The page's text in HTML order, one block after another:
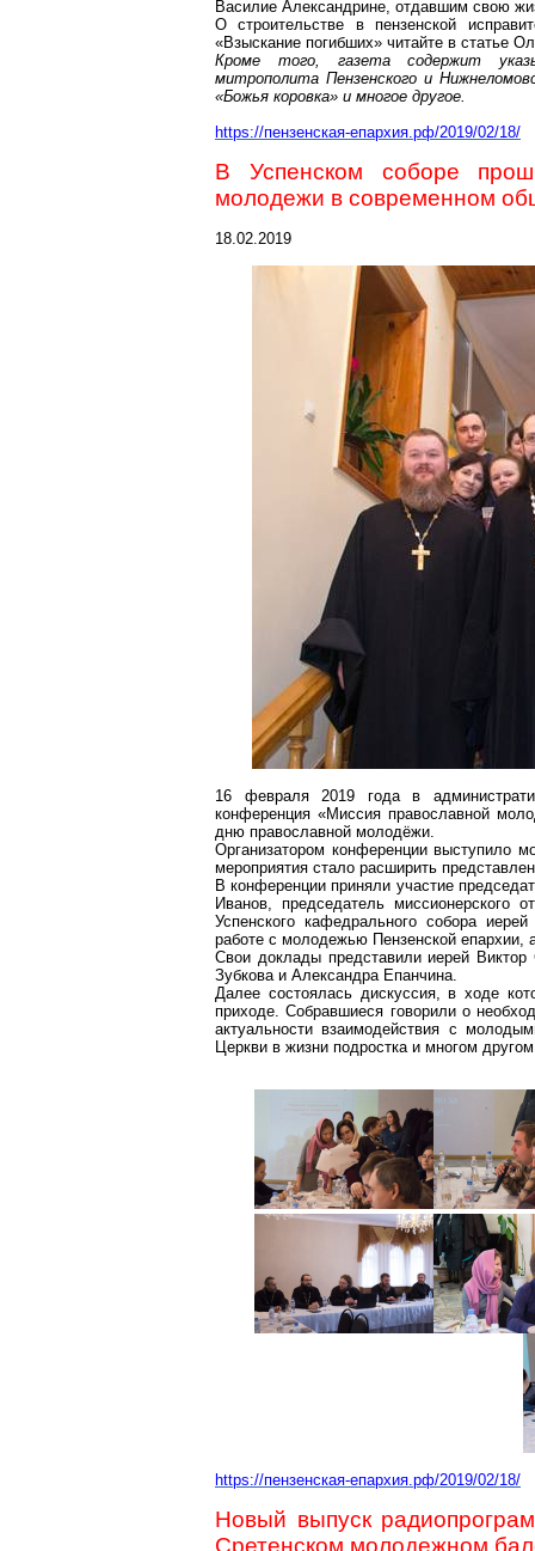
Василие Александрине, отдавшим свою
О строительстве в пензенской
«Взыскание погибших» читайте в статье
Кроме того, газета содержит
митрополита Пензенского и
«Божья коровка» и многое другое.
https://пензенская-епархия.рф/2019/02/18/
В Успенском соборе
молодежи в современном
18.02.2019
16 февраля 2019 года в
конференция «Миссия православной
дню православной молодёжи.
Организатором конференции выступило
мероприятия стало расширить
В конференции приняли участие
Иванов, председатель миссионерского
Успенского кафедрального собора
работе с молодежью Пензенской епархии,
Свои доклады представили иерей
Зубкова и Александра Епанчина.
Далее состоялась дискуссия, в ходе
приходе. Собравшиеся говорили о
актуальности взаимодействия с
Церкви в жизни подростка и многом
https://пензенская-епархия.рф/2019/02/18/
Новый выпуск
Сретенском молодежном